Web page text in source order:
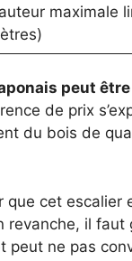
maximale
peut
de prix
du bois de
que cet escalier
il faut
ne pas